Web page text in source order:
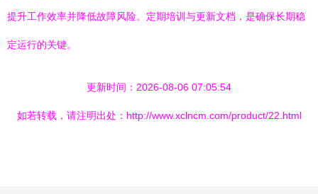
提升工作效率并降低故障风险。定期培训与更新文档，是确保长期稳
定运行的关键。
更新时间：2026-08-06 07:05:54
如若转载，请注明出处：http://www.xclncm.com/product/22.html